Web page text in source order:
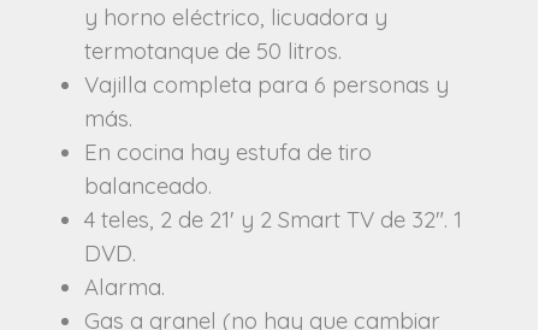
y horno eléctrico, licuadora y
termotanque de 50 litros.
Vajilla completa para 6 personas y
más.
En cocina hay estufa de tiro
balanceado.
4 teles, 2 de 21' y 2 Smart TV de 32". 1
DVD.
Alarma.
Gas a granel (no hay que cambiar